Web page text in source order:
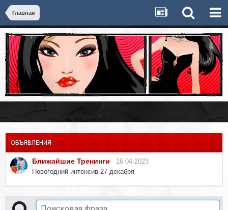
Главная
ОБЪЯВЛЕНИЯ
Ближайшие Тренинги
16.04.2023
Новогодний интенсив 27 декабря